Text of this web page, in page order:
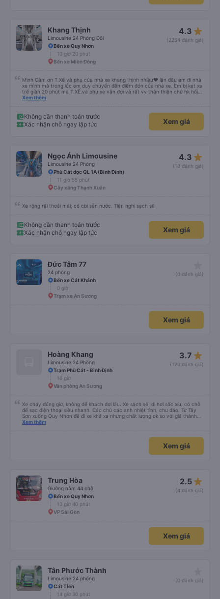
Khang Thịnh
Limousine 24 Phòng Đôi
4.3 star_rate
(2254 đánh giá)
Bến xe Quy Nhơn
10 giờ 20 phút
Bến xe Miền Đông
Mình Cảm ơn T.Xế và phụ của nhà xe khang thịnh nhiều❤️ lần đầu em đi nhà
xe mình mà trong lúc em duy chuyển đến điểm đón của nhà xe. Em bị kẹt xe
trể giần 20 phút mà T.XẾ.và phụ xe vẫn đợi và rất vv thân thiện chứ hk hối
mình như những nhà xe khác. Xe mình đi là loại xe 24p đôi . xe có rèm kéo
.và 1 trạm. Dùng cho mn ăn ún. Dù 2 trạm dùng ở cây xăng để xe nộp nhiên
liệu và cho mn đi wc nhưng nhà wc của cây xăng nhà xe này dùng rất chi là
sạch sẽ. Hk có mùi khó chiệu như những trạm khác. Mà hình như nhà xe này
phát triển mạnh hơn🥰
Xem thêm
Không cần thanh toán trước
Xác nhận chỗ ngay lập tức
Xem giá
Ngọc Ánh Limousine
Limousine 24 Phòng
4.3 star_rate
(18 đánh giá)
Phù Cát dọc QL 1A (Bình Đình)
11 giờ 55 phút
Cây xăng Thạnh Xuân
Xe rộng rãi thoải mái, có cbi sẵn nước. Tiện nghi sạch sẽ
Không cần thanh toán trước
Xác nhận chỗ ngay lập tức
Xem giá
Đức Tâm 77
24 phòng
(0 đánh giá)
Bến xe Cát Khánh
0 giờ
Trạm xe An Sương
Xem giá
Hoàng Khang
Limousine 24 Phòng
3.7 star_rate
(120 đánh giá)
Trạm Phù Cát - Bình Định
16 giờ
Văn phòng An Sương
Xe chạy đúng giờ, không để khách đợi lâu. Xe sạch sẽ, đi hơi sốc xíu, có chỗ
để sạc điện thoại siêu nhanh. Các chú các anh nhiệt tình, chu đáo. Từ Tây
Sơn xuống Quy Nhơn để đi xe khá xa nhưng chất lượng ok so với giá thành
chung.
Xem thêm
Xem giá
Trung Hòa
Giường nằm 44 chỗ
2.5 star_rate
(4 đánh giá)
Bến xe Quy Nhơn
13 giờ 40 phút
VP Sài Gòn
Xem giá
Tân Phước Thành
Limousine 24 phòng
(0 đánh giá)
Cát Tiến
14 giờ 30 phút